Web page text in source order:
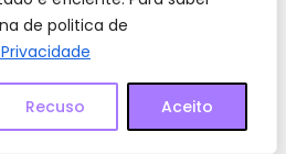
de politica de
Recuso Aceito